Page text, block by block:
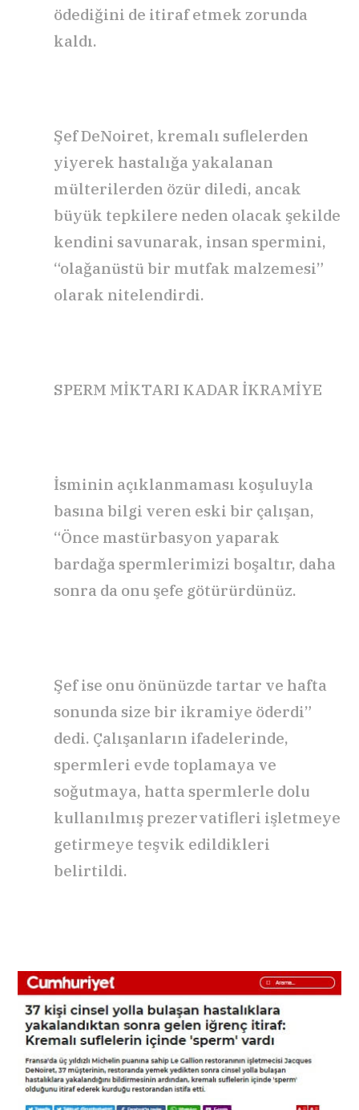
ödediğini de itiraf etmek zorunda
kaldı.
Şef DeNoiret, kremalı suflelerden
yiyerek hastalığa yakalanan
mülterilerden özür diledi, ancak
büyük tepkilere neden olacak şekilde
kendini savunarak, insan spermini,
“olağanüstü bir mutfak malzemesi”
olarak nitelendirdi.
SPERM MİKTARI KADAR İKRAMİYE
İsminin açıklanmaması koşuluyla
basına bilgi veren eski bir çalışan,
“Önce mastürbasyon yaparak
bardağa spermlerimizi boşaltır, daha
sonra da onu şefe götürürdünüz.
Şef ise onu önünüzde tartar ve hafta
sonunda size bir ikramiye öderdi”
dedi. Çalışanların ifadelerinde,
spermleri evde toplamaya ve
soğutmaya, hatta spermlerle dolu
kullanılmış prezervatifleri işletmeye
getirmeye teşvik edildikleri
belirtildi.